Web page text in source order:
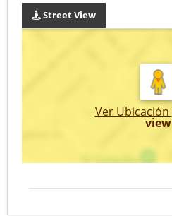
Street View
Ver Ubicación
view